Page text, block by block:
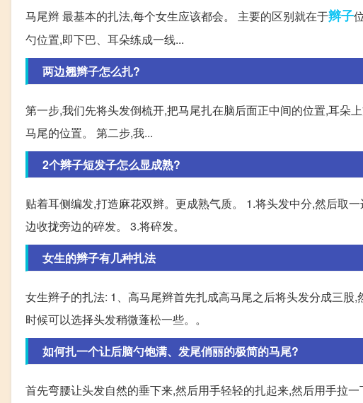
马尾辫 最基本的扎法,每个女生应该都会。 主要的区别就在于辫子
勺位置,即下巴、耳朵练成一线...
两边翘辫子怎么扎?
第一步,我们先将头发倒梳开,把马尾扎在脑后面正中间的位置,耳朵
马尾的位置。 第二步,我...
2个辫子短发子怎么显成熟?
贴着耳侧编发,打造麻花双辫。更成熟气质。 1.将头发中分,然后取
边收拢旁边的碎发。 3.将碎发。
女生的辫子有几种扎法
女生辫子的扎法: 1、高马尾辫首先扎成高马尾之后将头发分成三
时候可以选择头发稍微蓬松一些。。
如何扎一个让后脑勺饱满、发尾俏丽的极简的马尾?
首先弯腰让头发自然的垂下来,然后用手轻轻的扎起来,然后用手拉